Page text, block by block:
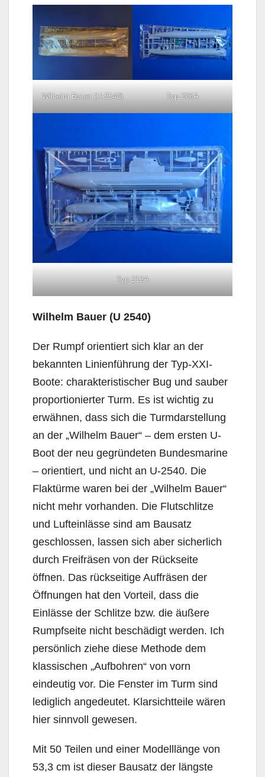
Wilhelm Bauer (U-2540) Typ 206A
Typ 212A
Wilhelm Bauer (U 2540)
Der Rumpf orientiert sich klar an der
bekannten Linienführung der Typ-XXI-
Boote: charakteristischer Bug und sauber
proportionierter Turm. Es ist wichtig zu
erwähnen, dass sich die Turmdarstellung
an der „Wilhelm Bauer“ – dem ersten U-
Boot der neu gegründeten Bundesmarine
– orientiert, und nicht an U-2540. Die
Flaktürme waren bei der „Wilhelm Bauer“
nicht mehr vorhanden. Die Flutschlitze
und Lufteinlässe sind am Bausatz
geschlossen, lassen sich aber sicherlich
durch Freifräsen von der Rückseite
öffnen. Das rückseitige Auffräsen der
Öffnungen hat den Vorteil, dass die
Einlässe der Schlitze bzw. die äußere
Rumpfseite nicht beschädigt werden. Ich
persönlich ziehe diese Methode dem
klassischen „Aufbohren“ von vorn
eindeutig vor. Die Fenster im Turm sind
lediglich angedeutet. Klarsichtteile wären
hier sinnvoll gewesen.
Mit 50 Teilen und einer Modelllänge von
53,3 cm ist dieser Bausatz der längste